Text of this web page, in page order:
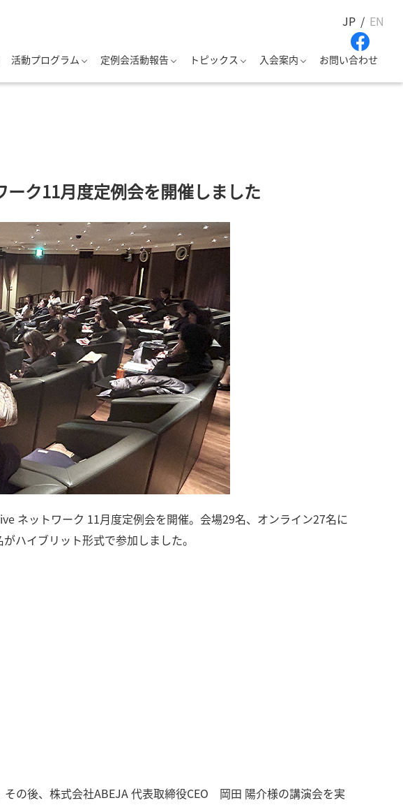
JP EN
活動プログラム 定例会活動報告 トピックス 入会案内 お問い合わせ
ク11月度定例会を開催しました
ネットワーク 11月度定例会を開催。会場29名、オンライン27名に
ハイブリット形式で参加しました。
の後、株式会社ABEJA 代表取締役CEO 岡田 陽介様の講演会を実